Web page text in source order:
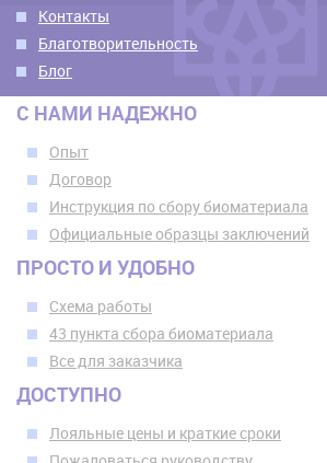
Контакты
Благотворительность
Блог
С НАМИ НАДЕЖНО
Опыт
Договор
Инструкция по сбору биоматериала
Официальные образцы заключений
ПРОСТО И УДОБНО
Схема работы
43 пункта сбора биоматериала
Все для заказчика
ДОСТУПНО
Лояльные цены и краткие сроки